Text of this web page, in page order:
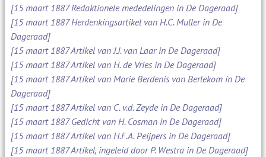
[15 maart 1887 Redaktionele mededelingen in De Dageraad]
[15 maart 1887 Herdenkingsartikel van H.C. Muller in De
Dageraad]
[15 maart 1887 Artikel van J.J. van Laar in De Dageraad]
[15 maart 1887 Artikel van H. de Vries in De Dageraad]
[15 maart 1887 Artikel van Marie Berdenis van Berlekom in De
Dageraad]
[15 maart 1887 Artikel van C. v.d. Zeyde in De Dageraad]
[15 maart 1887 Gedicht van H. Cosman in De Dageraad]
[15 maart 1887 Artikel van H.F.A. Peijpers in De Dageraad]
[15 maart 1887 Artikel, ingeleid door P. Westra in De Dageraad]